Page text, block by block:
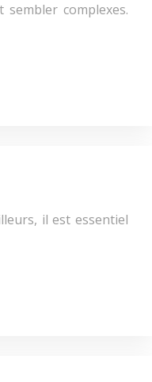
complexes.
il est essentiel